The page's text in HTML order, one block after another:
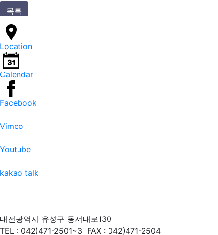
목록
Location
Calendar
Facebook
Vimeo
Youtube
kakao talk
대전광역시 유성구 동서대로130
TEL : 042)471-2501~3 FAX : 042)471-2504